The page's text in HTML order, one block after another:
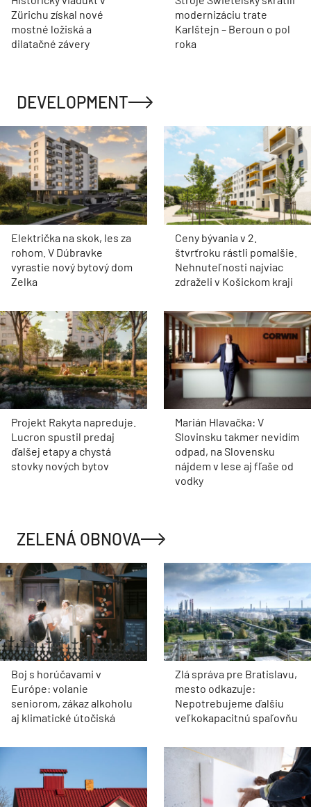
Zürichu získal nové
mostné ložiská a
dilatačné závery
modernizáciu trate
Karlštejn – Beroun o pol
roka
DEVELOPMENT
Električka na skok, les za
rohom. V Dúbravke
vyrastie nový bytový dom
Zelka
Ceny bývania v 2.
štvrťroku rástli pomalšie.
Nehnuteľnosti najviac
zdraželi v Košickom kraji
Projekt Rakyta napreduje.
Lucron spustil predaj
ďalšej etapy a chystá
stovky nových bytov
Marián Hlavačka: V
Slovinsku takmer nevidím
odpad, na Slovensku
nájdem v lese aj fľaše od
vodky
ZELENÁ OBNOVA
Boj s horúčavami v
Európe: volanie
seniorom, zákaz alkoholu
aj klimatické útočiská
Zlá správa pre Bratislavu,
mesto odkazuje:
Nepotrebujeme ďalšiu
veľkokapacitnú spaľovňu